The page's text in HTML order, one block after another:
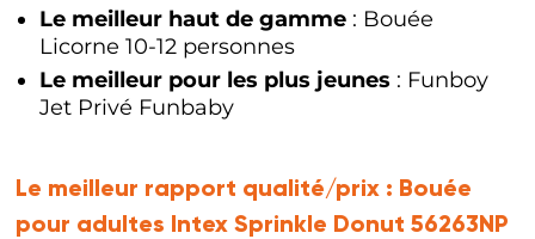
Le meilleur haut de gamme : Bouée
Licorne 10-12 personnes
Le meilleur pour les plus jeunes : Funboy
Jet Privé Funbaby
Le meilleur rapport qualité/prix : Bouée
pour adultes Intex Sprinkle Donut 56263NP